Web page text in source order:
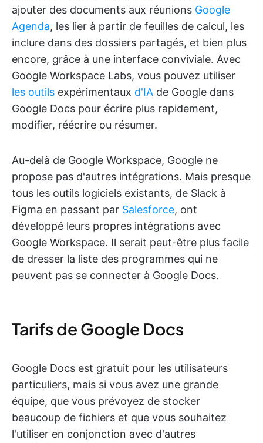
ajouter des documents aux réunions Google
Agenda, les lier à partir de feuilles de calcul, les
inclure dans des dossiers partagés, et bien plus
encore, grâce à une interface conviviale. Avec
Google Workspace Labs, vous pouvez utiliser
les outils expérimentaux d'IA de Google dans
Google Docs pour écrire plus rapidement,
modifier, réécrire ou résumer.
Au-delà de Google Workspace, Google ne
propose pas d'autres intégrations. Mais presque
tous les outils logiciels existants, de Slack à
Figma en passant par Salesforce, ont
développé leurs propres intégrations avec
Google Workspace. Il serait peut-être plus facile
de dresser la liste des programmes qui ne
peuvent pas se connecter à Google Docs.
Tarifs de Google Docs
Google Docs est gratuit pour les utilisateurs
particuliers, mais si vous avez une grande
équipe, que vous prévoyez de stocker
beaucoup de fichiers et que vous souhaitez
l'utiliser en conjonction avec d'autres